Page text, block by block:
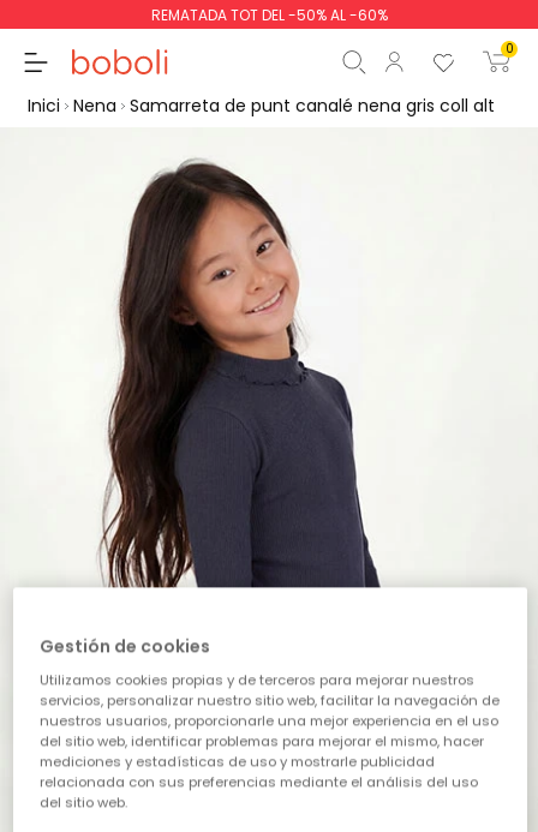
REMATADA TOT DEL -50% AL -60%
0
Continua
Inici Nena Samarreta de punt canalé nena gris coll alt
Gestión de cookies
Utilizamos cookies propias y de terceros para mejorar nuestros
servicios, personalizar nuestro sitio web, facilitar la navegación de
nuestros usuarios, proporcionarle una mejor experiencia en el uso
del sitio web, identificar problemas para mejorar el mismo, hacer
mediciones y estadísticas de uso y mostrarle publicidad
relacionada con sus preferencias mediante el análisis del uso
del sitio web.